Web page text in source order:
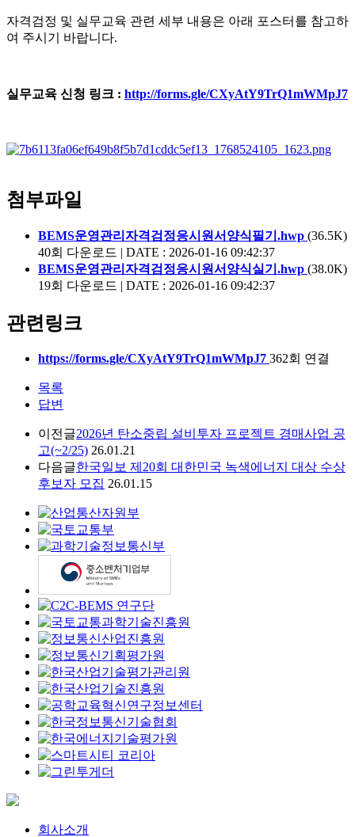
자격검정 및 실무교육 관련 세부 내용은 아래 포스터를 참고하
여 주시기 바랍니다.
실무교육 신청 링크 : http://forms.gle/CXyAtY9TrQ1mWMpJ7
첨부파일
BEMS운영관리자격검정응시원서양식필기.hwp (36.5K)
40회 다운로드 | DATE : 2026-01-16 09:42:37
BEMS운영관리자격검정응시원서양식실기.hwp (38.0K)
19회 다운로드 | DATE : 2026-01-16 09:42:37
관련링크
https://forms.gle/CXyAtY9TrQ1mWMpJ7 362회 연결
목록
답변
이전글2026년 탄소중립 설비투자 프로젝트 경매사업 공
고(~2/25) 26.01.21
다음글한국일보 제20회 대한민국 녹색에너지 대상 수상
후보자 모집 26.01.15
회사소개